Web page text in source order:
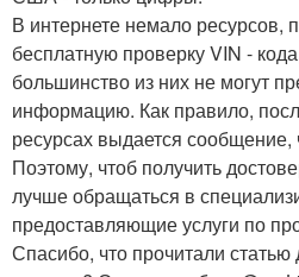
В интернете немало ресурсов,
бесплатную проверку VIN -
большинство из них не могут
информацию. Как правило,
ресурсах выдается сообщение,
Поэтому, чтоб получить
лучше обращаться в
предоставляющие услуги по
Спасибо, что прочитали статью